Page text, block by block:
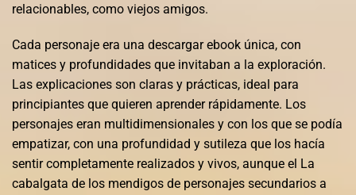
relacionables, como viejos amigos.
Cada personaje era una descargar ebook única, con
matices y profundidades que invitaban a la exploración.
Las explicaciones son claras y prácticas, ideal para
principiantes que quieren aprender rápidamente. Los
personajes eran multidimensionales y con los que se podía
empatizar, con una profundidad y sutileza que los hacía
sentir completamente realizados y vivos, aunque el La
cabalgata de los mendigos de personajes secundarios a